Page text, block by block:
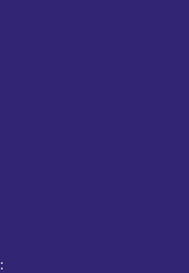
: